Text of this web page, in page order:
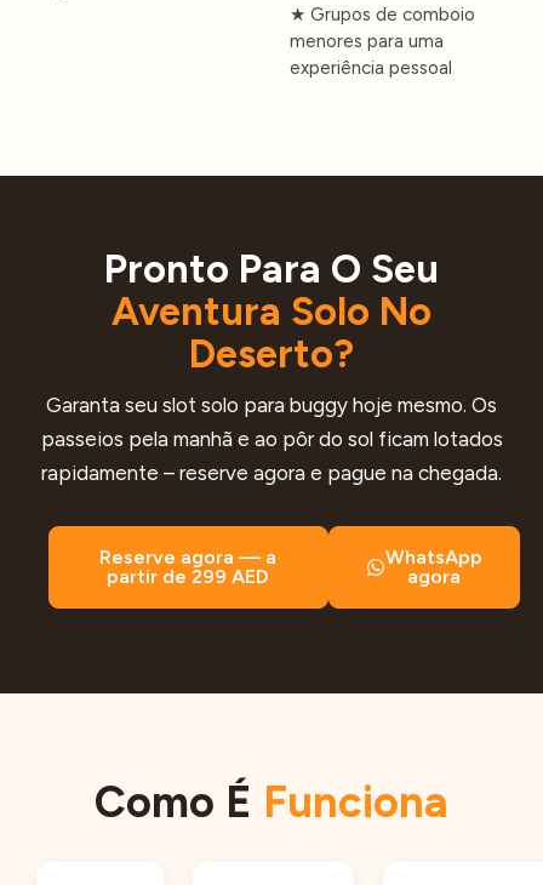
★ Grupos de comboio
menores para uma
experiência pessoal
Pronto Para O Seu
Aventura Solo No
Deserto?
Garanta seu slot solo para buggy hoje mesmo. Os
passeios pela manhã e ao pôr do sol ficam lotados
rapidamente – reserve agora e pague na chegada.
Reserve agora — a
partir de 299 AED
WhatsApp
agora
Como É Funciona